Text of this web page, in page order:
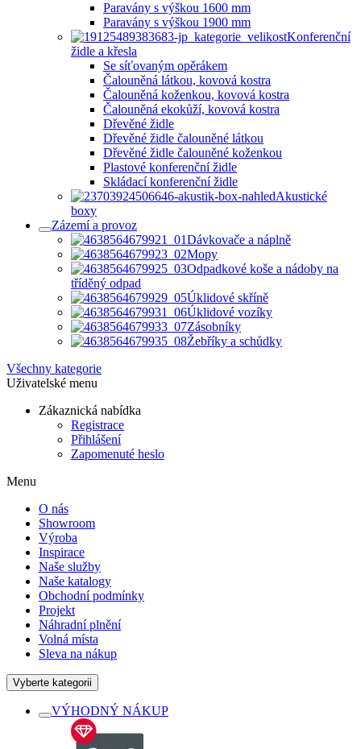
Paravány s výškou 1600 mm
Paravány s výškou 1900 mm
Konferenční
židle a křesla
Se síťovaným opěrákem
Čalouněná látkou, kovová kostra
Čalouněná koženkou, kovová kostra
Čalouněná ekokůží, kovová kostra
Dřevěné židle
Dřevěné židle čalouněné látkou
Dřevěné židle čalouněné koženkou
Plastové konferenční židle
Skládací konferenční židle
Akustické
boxy
Zázemí a provoz
Dávkovače a náplně
Mopy
Odpadkové koše a nádoby na
tříděný odpad
Úklidové skříně
Úklidové vozíky
Zásobníky
Žebříky a schůdky
Všechny kategorie
Uživatelské menu
Zákaznická nabídka
Registrace
Přihlášení
Zapomenuté heslo
Menu
O nás
Showroom
Výroba
Inspirace
Naše služby
Naše katalogy
Obchodní podmínky
Projekt
Náhradní plnění
Volná místa
Sleva na nákup
Vyberte kategorii
VÝHODNÝ NÁKUP